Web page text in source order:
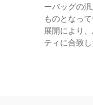
ーバッグの
ものとなっ
展開により
ティに合致